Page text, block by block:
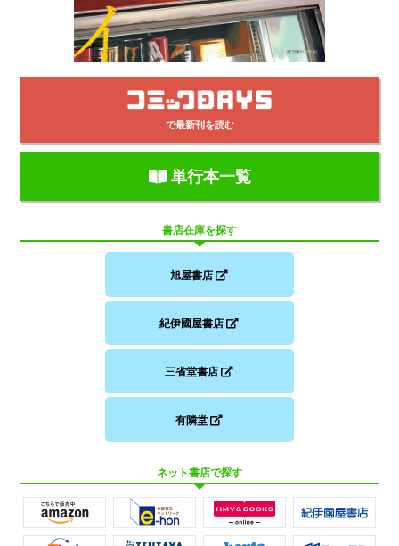
で最新刊を読む
単行本一覧
書店在庫を探す
旭屋書店
紀伊國屋書店
三省堂書店
有隣堂
ネット書店で探す